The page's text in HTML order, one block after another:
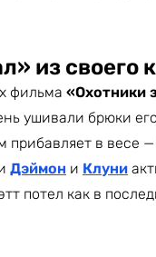
из своего
фильма «Охотники
ушивали брюки
прибавляет в весе
Дэймон и Клуни
потел как в